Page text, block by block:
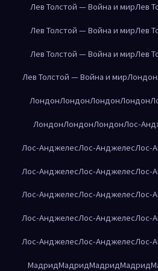
Лев Толстой — Война и мирЛев
Лев Толстой — Война и мирЛев
Лев Толстой — Война и мирЛев
Лев Толстой — Война и мирЛондон
ЛондонЛондонЛондонЛондон
ЛондонЛондонЛондонЛос-
Лос-АнджелесЛос-АнджелесЛос-
Лос-АнджелесЛос-АнджелесЛос-
Лос-АнджелесЛос-АнджелесЛос-
Лос-АнджелесЛос-АнджелесЛос-
Лос-АнджелесЛос-АнджелесЛос-
МадридМадридМадридМадрид